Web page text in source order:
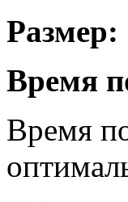
Размер:
Время
Время